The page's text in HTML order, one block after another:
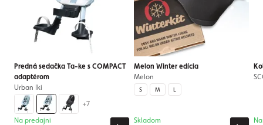
Predná sedačka Ta-ke s COMPACT
adaptérom
Urban Iki
+7
Na predajni
Melon Winter edícia
Melon
S M L
Skladom